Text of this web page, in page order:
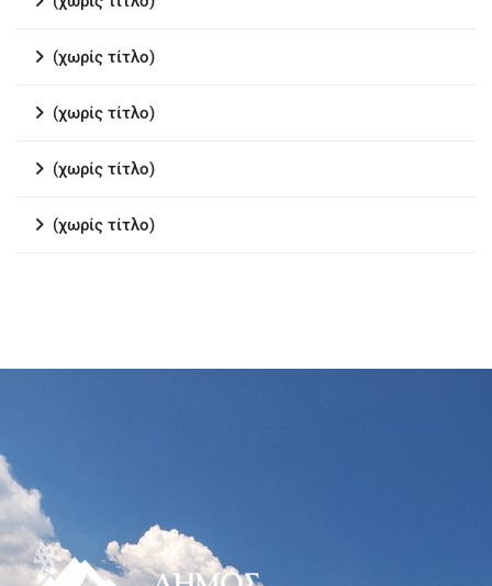
(χωρίς τίτλο)
(χωρίς τίτλο)
(χωρίς τίτλο)
(χωρίς τίτλο)